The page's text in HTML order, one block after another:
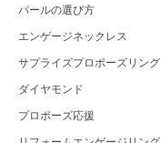
パールの選び方
エンゲージネックレス
サプライズプロポーズリング
ダイヤモンド
プロポーズ応援